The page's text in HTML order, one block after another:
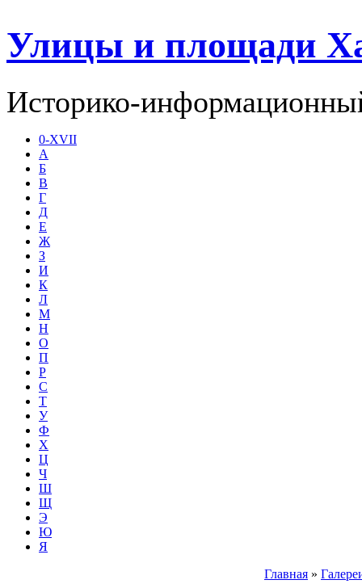
Улицы и площади
Историко-
0-XVII
А
Б
В
Г
Д
Е
Ж
З
И
К
Л
М
Н
О
П
Р
С
Т
У
Ф
Х
Ц
Ч
Ш
Щ
Э
Ю
Я
Главная »